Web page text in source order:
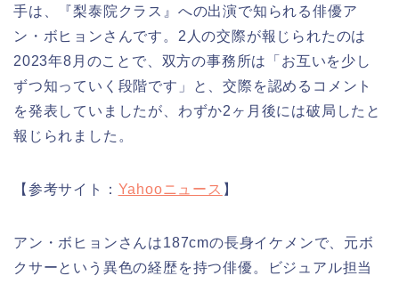
手は、『梨泰院クラス』への出演で知られる俳優ア
ン・ボヒョンさんです。2人の交際が報じられたのは
2023年8月のことで、双方の事務所は「お互いを少し
ずつ知っていく段階です」と、交際を認めるコメント
を発表していましたが、わずか2ヶ月後には破局したと
報じられました。
【参考サイト： Yahooニュース 】
アン・ボヒョンさんは187cmの長身イケメンで、元ボ
クサーという異色の経歴を持つ俳優。ビジュアル担当